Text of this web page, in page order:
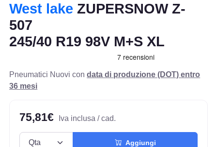
West lake ZUPERSNOW Z-
507
245/40 R19 98V M+S XL
Pneumatici Nuovi condata di produzione (DOT) entro
36 mesi
75,81€ Iva inclusa / cad.
Aggiungi